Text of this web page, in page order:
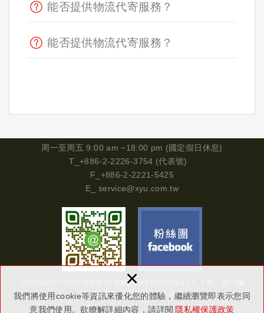
我們將使用cookie等資訊來優化您的體驗，繼續瀏覽即表示您同
意我們使用。欲瞭解詳細內容，請詳閱 隱私權保護政策
×
能否提供物流代寄服務？
能否提供物流代寄服務？
周一至周五 9:00 am ~18:00 pm (國定假日休息)
T_+886-2-2226-3754 (代表號)
F_+886-2-2221-5425
E_ service@xyu.com.tw
Copyright © 2024 Xiang Yu Integrated Marketing Co., Ltd.．
號29134302 網頁設計 : 多米諾